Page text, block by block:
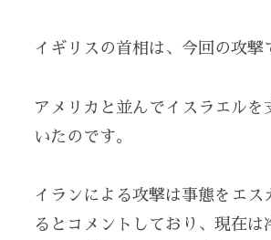
イギリスの首相は、今回の攻撃
アメリカと並んでイスラエル
いたのです。
イランによる攻撃は事態をエ
るとコメントしており、現在